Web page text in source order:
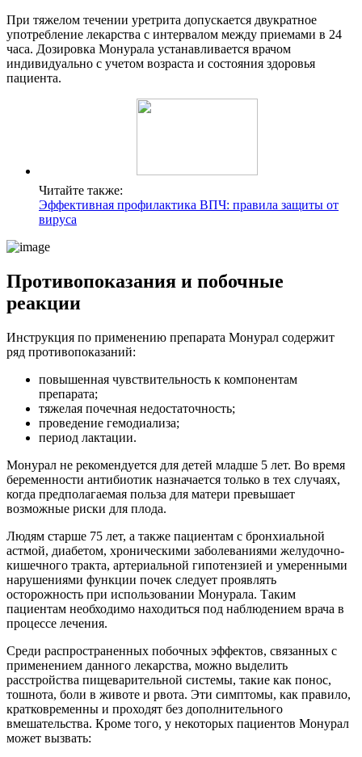
При тяжелом течении уретрита допускается двукратное
употребление лекарства с интервалом между приемами в 24
часа. Дозировка Монурала устанавливается врачом
индивидуально с учетом возраста и состояния здоровья
пациента.
Читайте также:
Эффективная профилактика ВПЧ: правила защиты от
вируса
Противопоказания и побочные
реакции
Инструкция по применению препарата Монурал содержит
ряд противопоказаний:
повышенная чувствительность к компонентам
препарата;
тяжелая почечная недостаточность;
проведение гемодиализа;
период лактации.
Монурал не рекомендуется для детей младше 5 лет. Во время
беременности антибиотик назначается только в тех случаях,
когда предполагаемая польза для матери превышает
возможные риски для плода.
Людям старше 75 лет, а также пациентам с бронхиальной
астмой, диабетом, хроническими заболеваниями желудочно-
кишечного тракта, артериальной гипотензией и умеренными
нарушениями функции почек следует проявлять
осторожность при использовании Монурала. Таким
пациентам необходимо находиться под наблюдением врача в
процессе лечения.
Среди распространенных побочных эффектов, связанных с
применением данного лекарства, можно выделить
расстройства пищеварительной системы, такие как понос,
тошнота, боли в животе и рвота. Эти симптомы, как правило,
кратковременны и проходят без дополнительного
вмешательства. Кроме того, у некоторых пациентов Монурал
может вызвать: